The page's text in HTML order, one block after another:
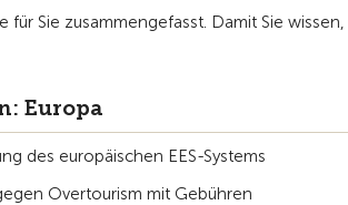
Sie zusammengefasst. Damit Sie wissen,
Europa
des europäischen EES-Systems
Overtourism mit Gebühren